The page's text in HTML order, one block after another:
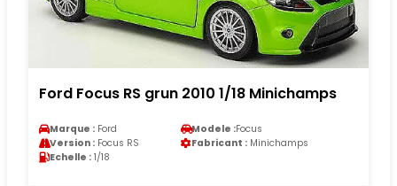
Ford Focus RS grun 2010 1/18 Minichamps
Marque : Ford Modele :Focus
Version : Focus RS Fabricant : Minichamps
Echelle : 1/18